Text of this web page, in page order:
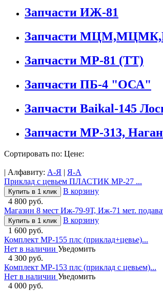
Запчасти ИЖ-81
Запчасти
Запчасти МР-81 (ТТ)
Запчасти ПБ-4 "ОСА"
Запчасти Baikal-145
Запчасти МР-313, Наган
Сортировать по: Цене:
| Алфавиту: А-Я
Я-А
Приклад с цевьем ПЛАСТИК МР-27 ...
Купить в 1 клик
В корзину
4 800 руб.
Магазин 8 мест Иж-79-9Т, Иж-71 мет.
Купить в 1 клик
В корзину
1 600 руб.
Комплект МР-155 плс (приклад+цевье)...
Нет в наличии Уведомить
4 300 руб.
Комплект МР-153 плс (приклад с цевьем)...
Нет в наличии Уведомить
4 000 руб.